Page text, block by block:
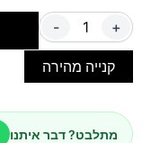
- +
קנייה מהירה
מתלבט? דבר איתנו